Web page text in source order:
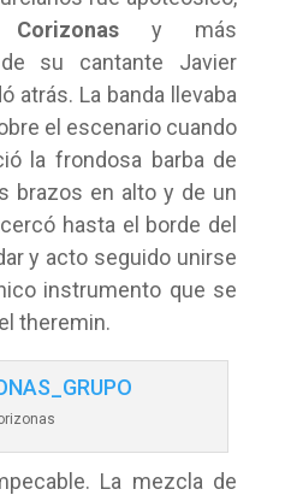
Corizonasy más
su cantante Javier
atrás. La banda llevaba
el escenario cuando
la frondosa barba de
brazos en alto y de un
hasta el borde del
y acto seguido unirse
instrumento que se
theremin.
La mezcla de